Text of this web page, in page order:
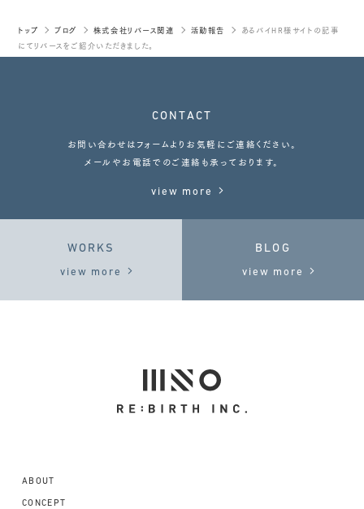
トップ ブログ 株式会社リバース関連 活動報告 あるバイHR様サイトの記事
にてリバースをご紹介いただきました。
CONTACT
お問い合わせはフォームよりお気軽にご連絡ください。
メールやお電話でのご連絡も承っております。
view more
WORKS
view more
BLOG
view more
ABOUT
CONCEPT